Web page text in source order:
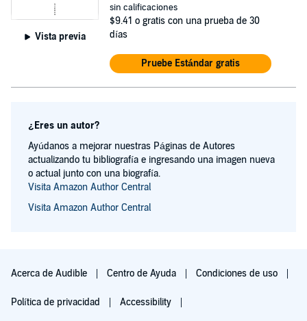
Vista previa
sin calificaciones
$9.41 o gratis con una prueba de 30
días
Pruebe Estándar gratis
¿Eres un autor?
Ayúdanos a mejorar nuestras Páginas de Autores
actualizando tu bibliografía e ingresando una imagen nueva
o actual junto con una biografía.
Visita Amazon Author Central
Visita Amazon Author Central
Acerca de Audible Centro de Ayuda Condiciones de uso
Política de privacidad Accessibility